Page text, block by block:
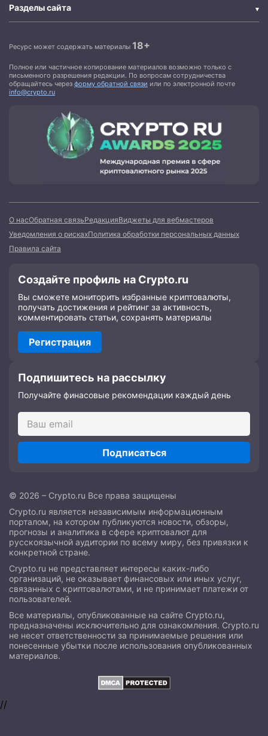
Разделы сайта
Ресурс может содержать материалы 18+
Полное или частичное копирование материалов возможно только с
письменного разрешения редакции. По вопросам сотрудничества
обращайтесь через форму обратной связи или по электронной почте
info@crypto.ru
О насОбратная связьРедакцияВиджеты для вебмастеров
Уведомления о рискахПолитика обработки персональных данных
Правила сайта
Создайте профиль на Crypto.ru
Вы сможете мониторить избранные криптовалюты,
получать достижения и рейтинг за активность,
комментировать статьи, сохранять материалы
Регистрация
Подпишитесь на рассылку
Получайте финасовые рекомендации каждый день
Подписаться
© 2026 – Crypto.ru Все права защищены
Crypto.ru является независимым информационным
порталом, на котором публикуются новости, обзоры,
прогнозы и аналитика в сфере криптовалют для
русскоязычной аудитории по всему миру, без привязки к
конкретной стране.
Crypto.ru не представляет интересы каких-либо
организаций, не оказывает финансовых или иных услуг,
связанных с криптовалютами, и не принимает платежи от
пользователей.
Все материалы, опубликованные на сайте Crypto.ru,
предназначены исключительно для ознакомления. Crypto.ru
не несет ответственности за принимаемые решения или
понесенные убытки после использования опубликованных
материалов.
//